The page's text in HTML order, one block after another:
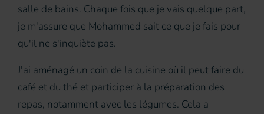
salle de bains. Chaque fois que je vais quelque part,
je m'assure que Mohammed sait ce que je fais pour
qu'il ne s'inquiète pas.
J'ai aménagé un coin de la cuisine où il peut faire du
café et du thé et participer à la préparation des
repas, notamment avec les légumes. Cela a